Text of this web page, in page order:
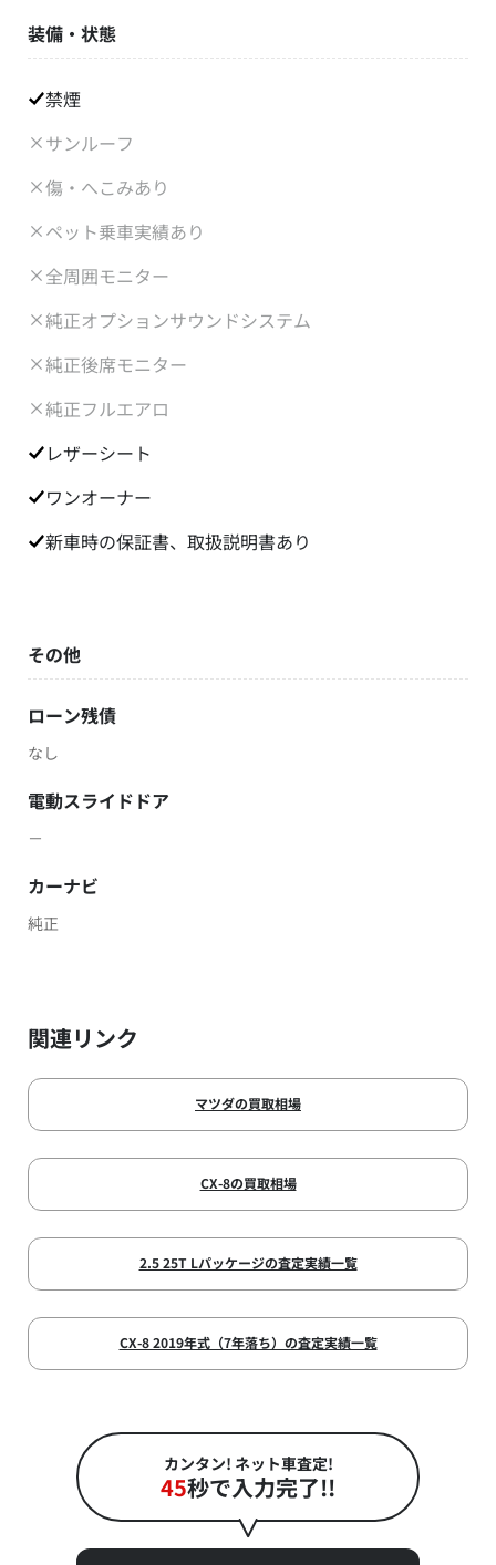
装備・状態
禁煙
サンルーフ
傷・へこみあり
ペット乗車実績あり
全周囲モニター
純正オプションサウンドシステム
純正後席モニター
純正フルエアロ
レザーシート
ワンオーナー
新車時の保証書、取扱説明書あり
その他
ローン残債
なし
電動スライドドア
－
カーナビ
純正
関連リンク
マツダの買取相場
CX-8の買取相場
2.5 25T Lパッケージの査定実績一覧
CX-8 2019年式（7年落ち）の査定実績一覧
カンタン! ネット車査定!
45秒で入力完了!!